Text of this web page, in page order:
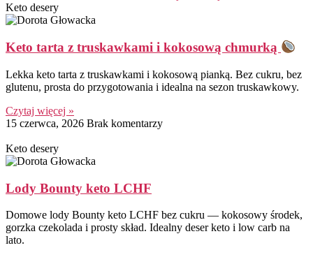
Keto desery
Keto tarta z truskawkami i kokosową chmurką
Lekka keto tarta z truskawkami i kokosową pianką. Bez cukru, bez
glutenu, prosta do przygotowania i idealna na sezon truskawkowy.
Czytaj więcej »
15 czerwca, 2026 Brak komentarzy
Keto desery
Lody Bounty keto LCHF
Domowe lody Bounty keto LCHF bez cukru — kokosowy środek,
gorzka czekolada i prosty skład. Idealny deser keto i low carb na
lato.